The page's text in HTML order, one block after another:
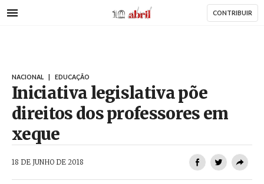
para
AbrilAbril CONTRIBUIR
NACIONAL EDUCAÇÃO
Iniciativa legislativa põe
direitos dos professores em
xeque
18 DE JUNHO DE 2018